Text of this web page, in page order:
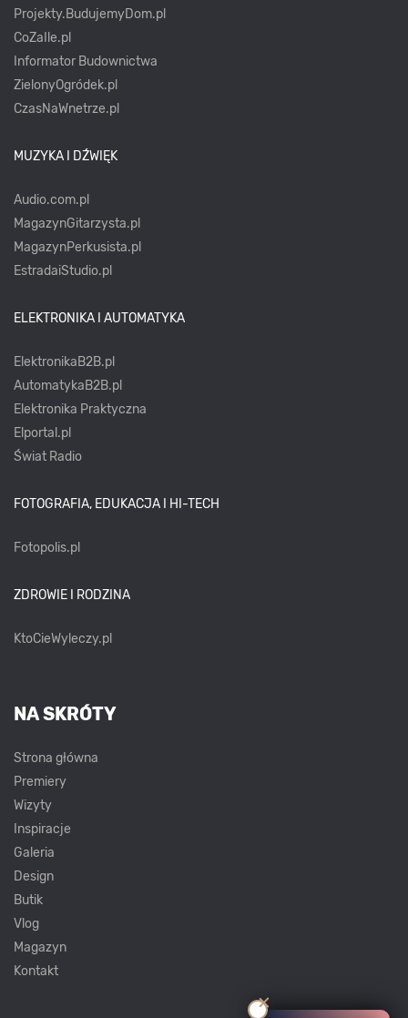
Projekty.BudujemyDom.pl
CoZaIle.pl
Informator Budownictwa
ZielonyOgródek.pl
CzasNaWnetrze.pl
MUZYKA I DŹWIĘK
Audio.com.pl
MagazynGitarzysta.pl
MagazynPerkusista.pl
EstradaiStudio.pl
ELEKTRONIKA I AUTOMATYKA
ElektronikaB2B.pl
AutomatykaB2B.pl
Elektronika Praktyczna
Elportal.pl
Świat Radio
FOTOGRAFIA, EDUKACJA I HI-TECH
Fotopolis.pl
ZDROWIE I RODZINA
KtoCieWyleczy.pl
NA SKRÓTY
Strona główna
Premiery
Wizyty
Inspiracje
Galeria
Design
Butik
Vlog
Magazyn
Kontakt